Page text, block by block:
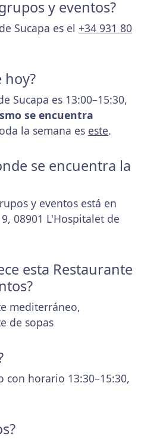
y eventos?
Sucapa es el +34 931 80
hoy?
Sucapa es 13:00–15:30,
se encuentra
la semana es este.
se encuentra la
y eventos está en
08901 L'Hospitalet de
esta Restaurante
mediterráneo,
de sopas
con horario 13:30–15:30,